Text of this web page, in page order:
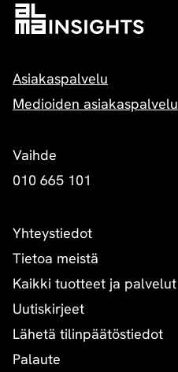
Asiakaspalvelu
Medioiden asiakaspalvelu
Vaihde
010 665 101
Yhteystiedot
Tietoa meistä
Kaikki tuotteet ja palvelut
Uutiskirjeet
Lähetä tilinpäätöstiedot
Palaute